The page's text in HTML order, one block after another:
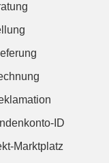
ID
Marktplatz